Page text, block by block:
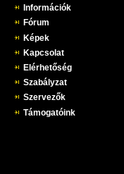
Információk
Fórum
Képek
Kapcsolat
Elérhetőség
Szabályzat
Szervezők
Támogatóink